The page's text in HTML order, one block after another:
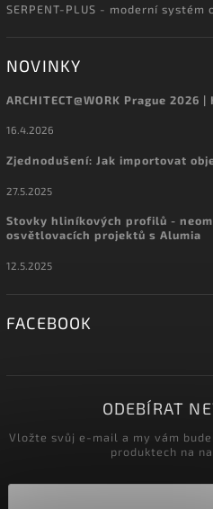
SERPENT-PLUS - moderní systém
NOVINKY
ARCHITECT@WORK Prague 2026
16.4.2026
Zjednodušení: Jak importovat
27.5.2025
Stovky hliníkových profilů -
osvětlovacích projektů s Alumia
12.5.2025
FACEBOOK
ODEBÍRAT
Vložte svůj e-mail a my vám
produktech na